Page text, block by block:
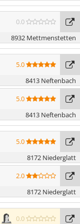
0.0
8932 Mettmenstetten
5.0
8413 Neftenbach
5.0
8413 Neftenbach
5.0
8172 Niederglatt
2.0
8172 Niederglatt
0.0